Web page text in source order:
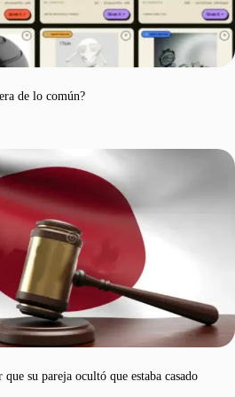
de lo común?
su pareja ocultó que estaba casado